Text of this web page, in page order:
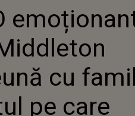
EI!
PRINȚESA
FACUT ÎN
"DEȘI AM
AȘTEAPTĂ
cu
pe care